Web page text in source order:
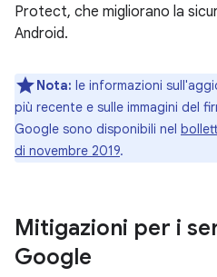
Protect, che migliorano la
Android.
Nota: le informazioni
più recente e sulle immagini del
Google sono disponibili nel
di novembre 2019.
Mitigazioni per i
Google